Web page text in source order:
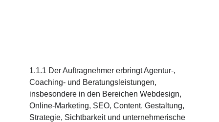
1.1.1 Der Auftragnehmer erbringt Agentur-,
Coaching- und Beratungsleistungen,
insbesondere in den Bereichen Webdesign,
Online-Marketing, SEO, Content, Gestaltung,
Strategie, Sichtbarkeit und unternehmerische